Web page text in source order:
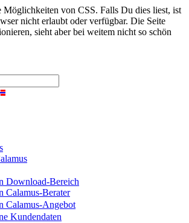
Möglichkeiten von CSS. Falls Du dies liest, ist
nicht erlaubt oder verfügbar. Die Seite
sieht aber bei weitem nicht so schön
Download-Bereich
Calamus-Berater
Calamus-Angebot
Kundendaten